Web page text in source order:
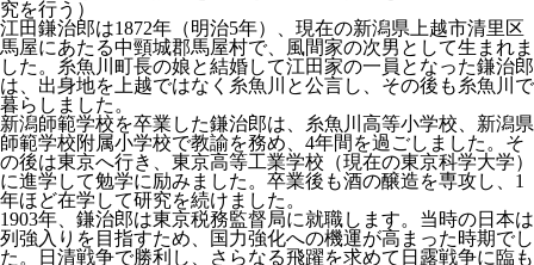
究を行う）
江田鎌治郎は1872年（明治5年）、現在の新潟県上越市清里区
馬屋にあたる中頸城郡馬屋村で、風間家の次男として生まれま
した。糸魚川町長の娘と結婚して江田家の一員となった鎌治郎
は、出身地を上越ではなく糸魚川と公言し、その後も糸魚川で
暮らしました。
新潟師範学校を卒業した鎌治郎は、糸魚川高等小学校、新潟県
師範学校附属小学校で教諭を務め、4年間を過ごしました。そ
の後は東京へ行き、東京高等工業学校（現在の東京科学大学）
に進学して勉学に励みました。卒業後も酒の醸造を専攻し、1
年ほど在学して研究を続けました。
1903年、鎌治郎は東京税務監督局に就職します。当時の日本は
列強入りを目指すため、国力強化への機運が高まった時期でし
た。日清戦争で勝利し、さらなる飛躍を求めて日露戦争に臨も